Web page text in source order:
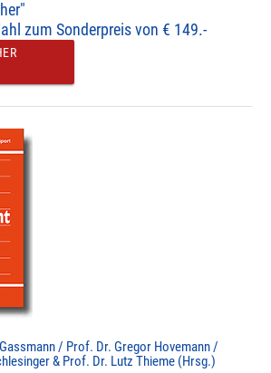
zum Sonderpreis von € 149.-
/ Prof. Dr. Gregor Hovemann /
& Prof. Dr. Lutz Thieme (Hrsg.)